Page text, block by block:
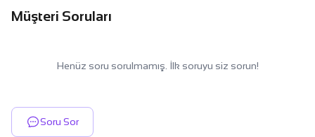
Müşteri Soruları
Henüz soru sorulmamış. İlk soruyu siz sorun!
Soru Sor